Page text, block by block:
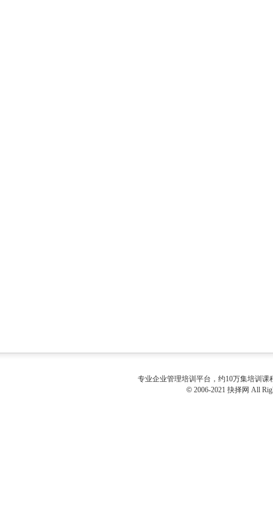
专业企业管理培训 平台，约10万集培训课
© 2006-2021 抉择网 All